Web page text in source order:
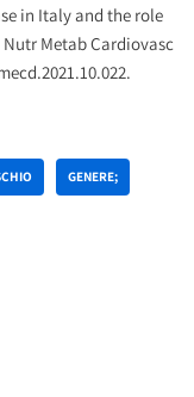
in Italy and the role
Metab Cardiovasc
GENERE;